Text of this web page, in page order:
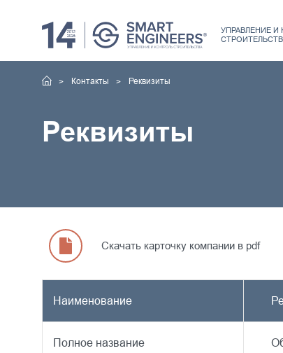
УПРАВЛЕНИЕ И
Контакты Реквизиты
Реквизиты
Скачать карточку компании в pdf
Наименование
Полное название